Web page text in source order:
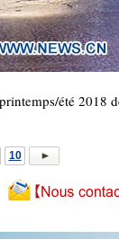
été
10